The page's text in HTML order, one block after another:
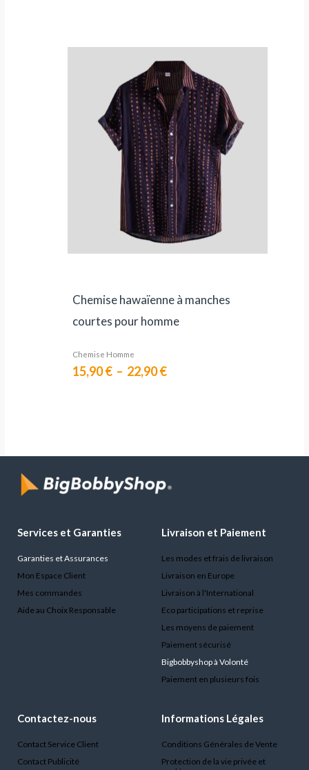
Chemise hawaïenne à manches
courtes pour homme
Chemise Homme
15,90€ – 22,90€
de
prix :
15,90 €
à
22,90 €
Services et Garanties
Garanties et Assurances
Mon Espace Client
Mes commandes
Aide au Choix Responsable
Livraison et Paiement
Les modes et frais de livraison
Livraison en Europe
Livraison à l'International
Eco participations et reprise
Les moyens de paiement
Paiement sécurisé
Bigbobbyshop à Volonté
Paiement en plusieurs fois
Contactez-nous
Contact Service Client
Contact Publicité
Informations Légales
Conditions Générales de Vente
Protection de la vie privée et